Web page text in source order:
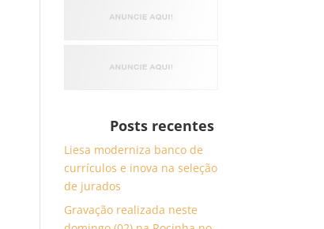
Posts recentes
Liesa moderniza banco de
currículos e inova na seleção
de jurados
Gravação realizada neste